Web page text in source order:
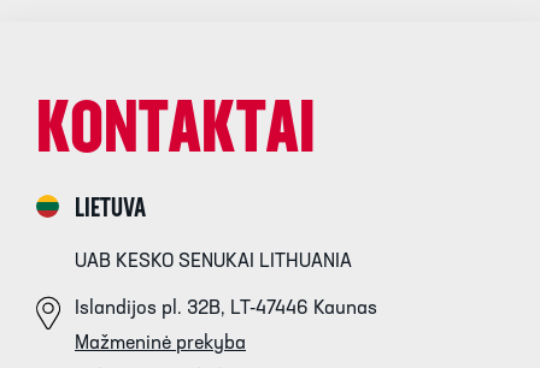
KONTAKTAI
LIETUVA
UAB KESKO SENUKAI LITHUANIA
Islandijos pl. 32B, LT-47446 Kaunas
Mažmeninė prekyba